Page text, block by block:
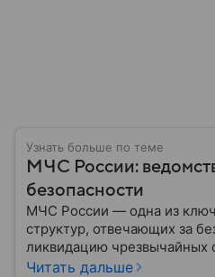
Узнать больше по теме
МЧС России:
безопасности
МЧС России — одна из
структур, отвечающих за
ликвидацию чрезвычайных
играет важную роль в
Читать дальше